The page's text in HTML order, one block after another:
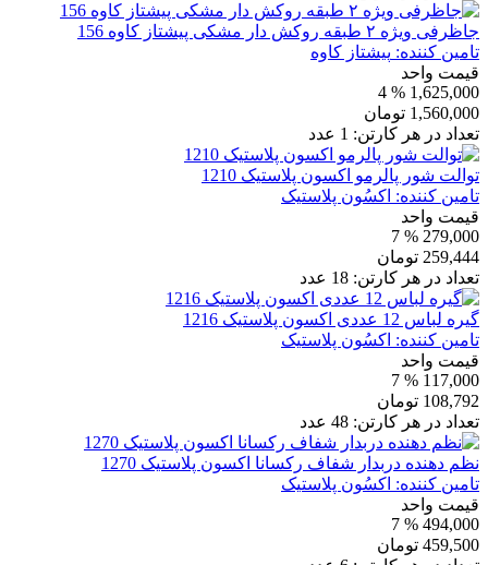
جاظرفی ویژه ۲ طبقه روکش دار مشکی پیشتاز کاوه 156
تامین کننده: پیشتاز کاوه
قیمت واحد
1,625,000
% 4
1,560,000 تومان
تعداد در هر کارتن: 1 عدد
توالت شور پالرمو اکسون پلاستیک 1210
تامین کننده: اکسُون پلاستیک
قیمت واحد
279,000
% 7
259,444 تومان
تعداد در هر کارتن: 18 عدد
گیره لباس 12 عددی اکسون پلاستیک 1216
تامین کننده: اکسُون پلاستیک
قیمت واحد
117,000
% 7
108,792 تومان
تعداد در هر کارتن: 48 عدد
نظم دهنده دربدار شفاف رکسانا اکسون پلاستیک 1270
تامین کننده: اکسُون پلاستیک
قیمت واحد
494,000
% 7
459,500 تومان